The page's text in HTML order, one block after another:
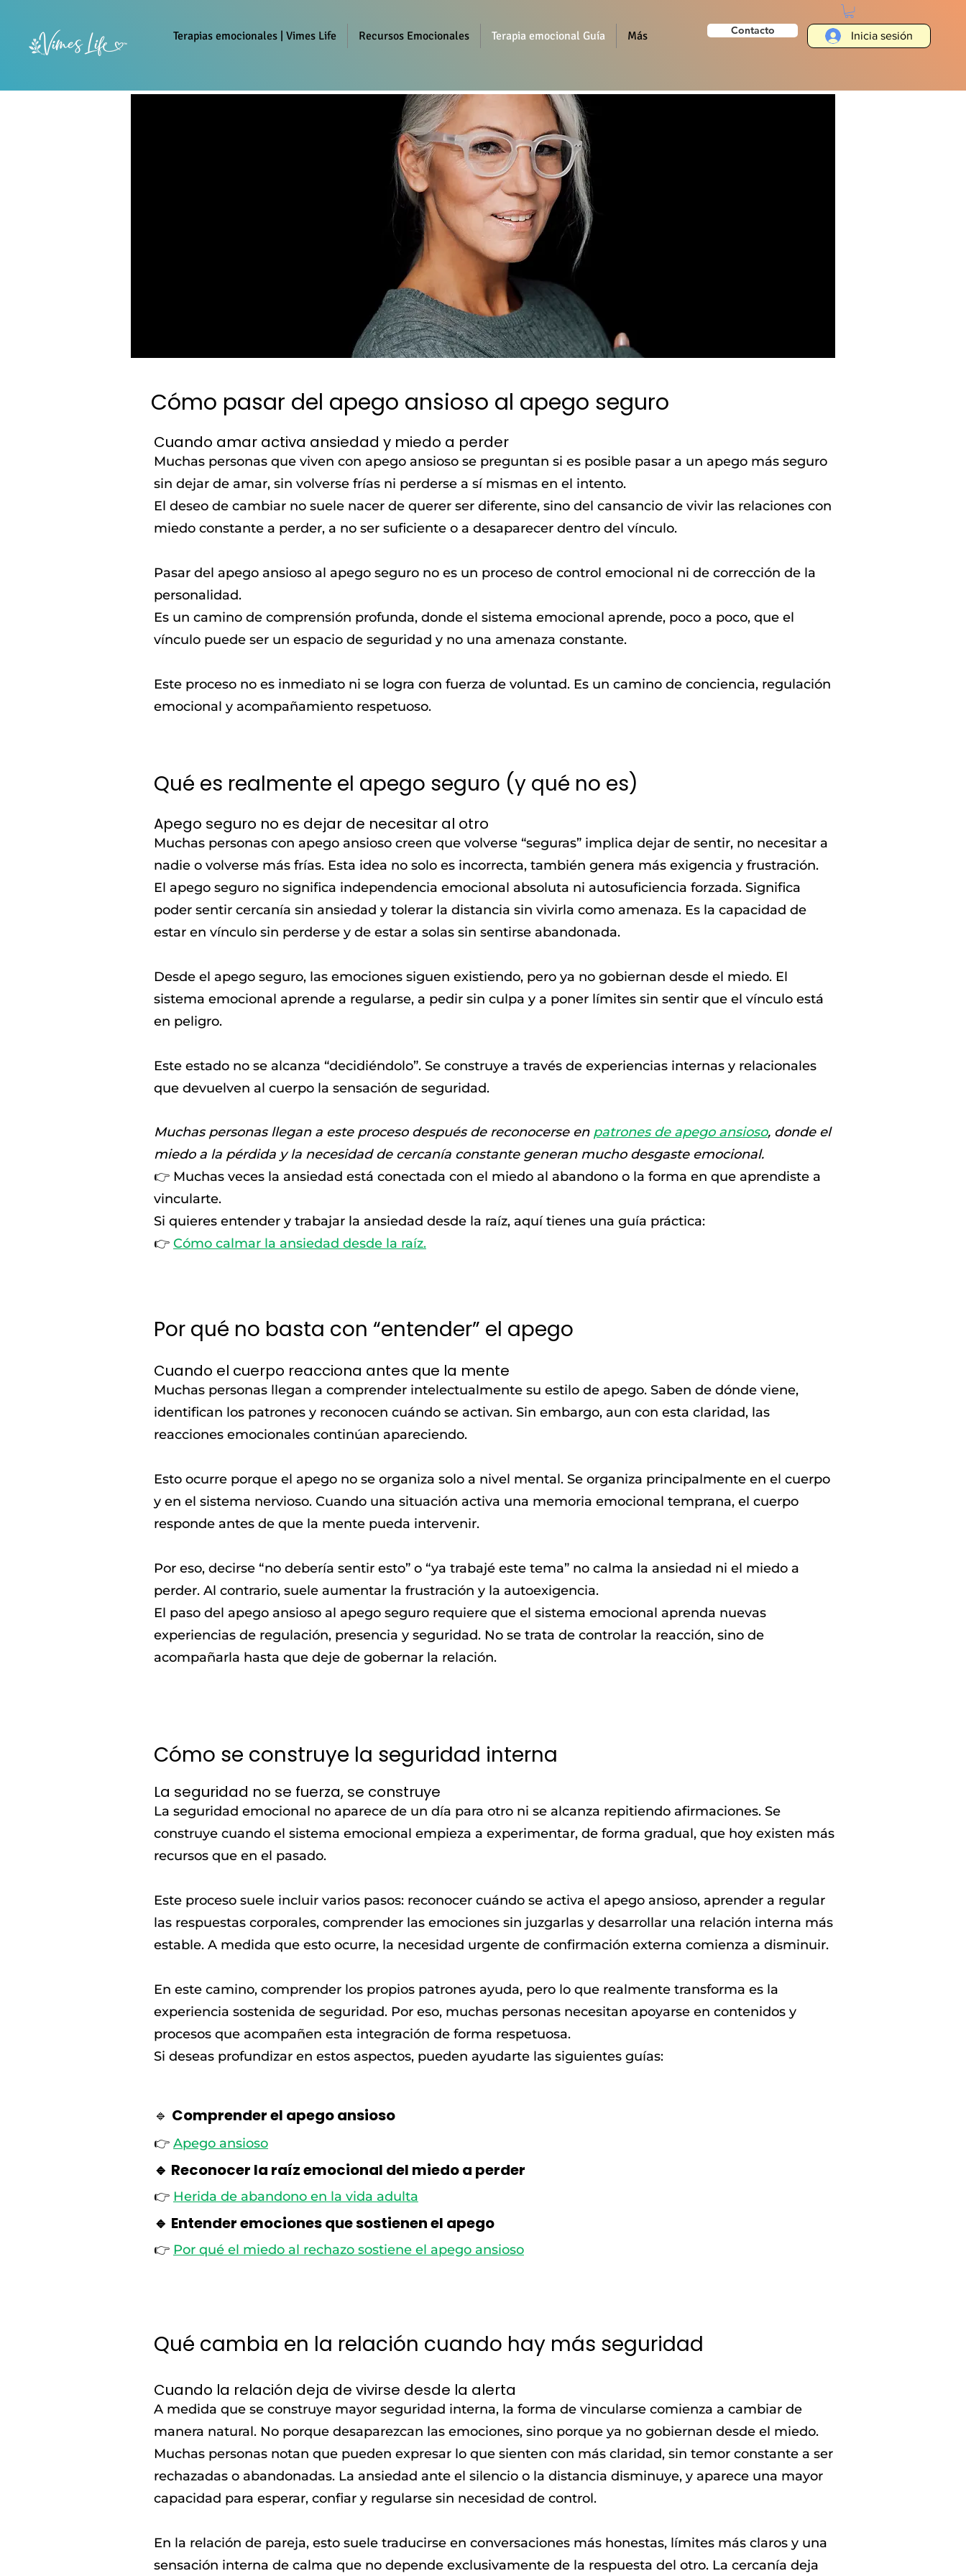
Terapias emocionales | Vimes Life Recursos Emocionales Terapia emocional Guía Más Contacto Inicia sesión
Cómo pasar del apego ansioso al apego seguro
Cuando amar activa ansiedad y miedo a perder
Muchas personas que viven con apego ansioso se preguntan si es posible pasar a un apego más seguro
sin dejar de amar, sin volverse frías ni perderse a sí mismas en el intento.
El deseo de cambiar no suele nacer de querer ser diferente, sino del cansancio de vivir las relaciones con
miedo constante a perder, a no ser suficiente o a desaparecer dentro del vínculo.
Pasar del apego ansioso al apego seguro no es un proceso de control emocional ni de corrección de la
personalidad.
Es un camino de comprensión profunda, donde el sistema emocional aprende, poco a poco, que el
vínculo puede ser un espacio de seguridad y no una amenaza constante.
Este proceso no es inmediato ni se logra con fuerza de voluntad. Es un camino de conciencia, regulación
emocional y acompañamiento respetuoso.
Qué es realmente el apego seguro (y qué no es)
Apego seguro no es dejar de necesitar al otro
Muchas personas con apego ansioso creen que volverse “seguras” implica dejar de sentir, no necesitar a
nadie o volverse más frías. Esta idea no solo es incorrecta, también genera más exigencia y frustración.
El apego seguro no significa independencia emocional absoluta ni autosuficiencia forzada. Significa
poder sentir cercanía sin ansiedad y tolerar la distancia sin vivirla como amenaza. Es la capacidad de
estar en vínculo sin perderse y de estar a solas sin sentirse abandonada.
Desde el apego seguro, las emociones siguen existiendo, pero ya no gobiernan desde el miedo. El
sistema emocional aprende a regularse, a pedir sin culpa y a poner límites sin sentir que el vínculo está
en peligro.
Este estado no se alcanza “decidiéndolo”. Se construye a través de experiencias internas y relacionales
que devuelven al cuerpo la sensación de seguridad.
Muchas personas llegan a este proceso después de reconocerse en patrones de apego ansioso, donde el
miedo a la pérdida y la necesidad de cercanía constante generan mucho desgaste emocional.
👉 Muchas veces la ansiedad está conectada con el miedo al abandono o la forma en que aprendiste a
vincularte.
Si quieres entender y trabajar la ansiedad desde la raíz, aquí tienes una guía práctica:
👉 Cómo calmar la ansiedad desde la raíz.
Por qué no basta con “entender” el apego
Cuando el cuerpo reacciona antes que la mente
Muchas personas llegan a comprender intelectualmente su estilo de apego. Saben de dónde viene,
identifican los patrones y reconocen cuándo se activan. Sin embargo, aun con esta claridad, las
reacciones emocionales continúan apareciendo.
Esto ocurre porque el apego no se organiza solo a nivel mental. Se organiza principalmente en el cuerpo
y en el sistema nervioso. Cuando una situación activa una memoria emocional temprana, el cuerpo
responde antes de que la mente pueda intervenir.
Por eso, decirse “no debería sentir esto” o “ya trabajé este tema” no calma la ansiedad ni el miedo a
perder. Al contrario, suele aumentar la frustración y la autoexigencia.
El paso del apego ansioso al apego seguro requiere que el sistema emocional aprenda nuevas
experiencias de regulación, presencia y seguridad. No se trata de controlar la reacción, sino de
acompañarla hasta que deje de gobernar la relación.
Cómo se construye la seguridad interna
La seguridad no se fuerza, se construye
La seguridad emocional no aparece de un día para otro ni se alcanza repitiendo afirmaciones. Se
construye cuando el sistema emocional empieza a experimentar, de forma gradual, que hoy existen más
recursos que en el pasado.
Este proceso suele incluir varios pasos: reconocer cuándo se activa el apego ansioso, aprender a regular
las respuestas corporales, comprender las emociones sin juzgarlas y desarrollar una relación interna más
estable. A medida que esto ocurre, la necesidad urgente de confirmación externa comienza a disminuir.
En este camino, comprender los propios patrones ayuda, pero lo que realmente transforma es la
experiencia sostenida de seguridad. Por eso, muchas personas necesitan apoyarse en contenidos y
procesos que acompañen esta integración de forma respetuosa.
Si deseas profundizar en estos aspectos, pueden ayudarte las siguientes guías:
🔹 Comprender el apego ansioso
👉 Apego ansioso
🔹 Reconocer la raíz emocional del miedo a perder
👉 Herida de abandono en la vida adulta
🔹 Entender emociones que sostienen el apego
👉 Por qué el miedo al rechazo sostiene el apego ansioso
Qué cambia en la relación cuando hay más seguridad
Cuando la relación deja de vivirse desde la alerta
A medida que se construye mayor seguridad interna, la forma de vincularse comienza a cambiar de
manera natural. No porque desaparezcan las emociones, sino porque ya no gobiernan desde el miedo.
Muchas personas notan que pueden expresar lo que sienten con más claridad, sin temor constante a ser
rechazadas o abandonadas. La ansiedad ante el silencio o la distancia disminuye, y aparece una mayor
capacidad para esperar, confiar y regularse sin necesidad de control.
En la relación de pareja, esto suele traducirse en conversaciones más honestas, límites más claros y una
sensación interna de calma que no depende exclusivamente de la respuesta del otro. La cercanía deja